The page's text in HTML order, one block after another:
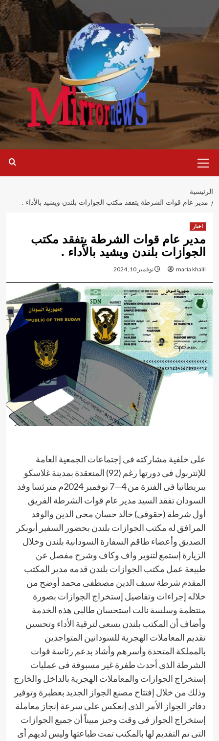
تخطي
إلى
المحتوى
الرئيسية
الرئيسية
مدير عام قوات الشرطة يتفقد مكتب الجوازات بلندن ويشيد بالأداء .
اخبار
مدير عام قوات الشرطة يتفقد مكتب
الجوازات بلندن ويشيد بالأداء .
maria khalil نوفمبر 10, 2024
على خلفية مشاركته فى إجتماعات الجمعية العامة
للإنتربول فى دورتها رغم (92) المنعقدة بمدينة غلاسكو
ببريطانيا فى الفترة من 4—7 نوفمبر 2024م مترئسا وفد
السودان تفقد السيد مدير عام قوات الشرطة الفريق
أول شرطة (حقوقى) خالد حسان محى الدين والوفد
المرافق له مكتب الجوازات بلندن بحضور السفير أبوبكر
الصديق وأعضاء طاقم السفارة السودانية بلندن وخلال
الزيارة إستمع لتنوير واف وكاف وشرح مفصل عن
طبيعة عمل مكتب الجوازات بلندن قدمه مدير المكتب
المقدم شرطة سيف الدين مصطفى محمد أوضح من
خلاله إجراءات وتفاصيل إستخراج الجوازات بصورة
منتظمة وسلسة نالت استحسان طالبى هذه الخدمة
وأضاف أن المكتب بلندن يسعى لترقية الأداء وتحسين
تقديم المعاملات الهجرية للسودانين المتواجدين
بالمملكة المتحدة وأسرهم وأشاد بدعم رئاسة قوات
الشرطة الذى أحدث طفرة غير مسبوقة فى عمليات
إستخراج الجوازات والمعاملات الهجرية بالداخل والخارج
وذلك من خلال إفتتاح مصنع الجواز الجديد بعطبرة وتوفير
دفاتر الجواز الأمر الذى إنعكس على سرعة إنجاز معاملة
إستخراج الجواز فى وقت وجيز مبيناً أن جميع الجوازات
التى تم التقديم لها بالمكتب تمت طباعتها وليس لديهم أى